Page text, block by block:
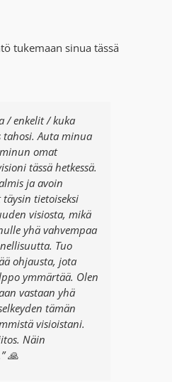
tukemaan sinua tässä
/ enkelit / kuka
tahosi. Auta minua
omat
tässä hetkessä.
ja avoin
tietoiseksi
visiosta, mikä
yhä vahvempaa
Tuo
ohjausta, jota
ymmärtää. Olen
vastaan yhä
tämän
visioistani.
Näin
🙏